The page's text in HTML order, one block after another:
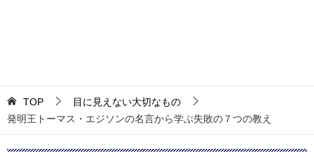
TOP
目に見えない大切なもの
発明王トーマス・エジソンの名言から学ぶ失敗の７つの教え